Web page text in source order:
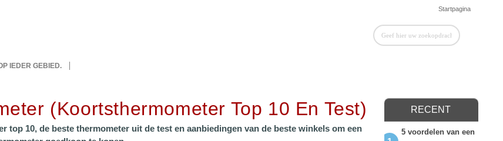
Startpagina
IEDER GEBIED.
(koortsthermometer Top 10 En Test)
top 10, de beste thermometer uit de test en aanbiedingen van de beste winkels om een
RECENT
5 voordelen van een